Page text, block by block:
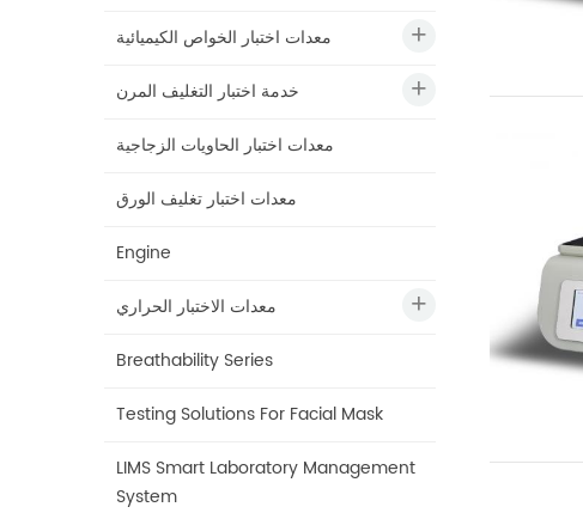
معدات اختبار الخواص الكيميائية
خدمة اختبار التغليف المرن
معدات اختبار الحاويات الزجاجية
معدات اختبار تغليف الورق
Engine
معدات الاختبار الحراري
Breathability Series
Testing Solutions For Facial Mask
LIMS Smart Laboratory Management
System